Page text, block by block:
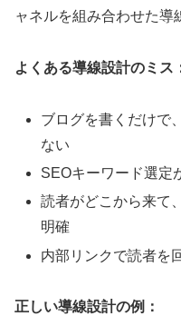
ャネルを組み合わせた導
よくある導線設計のミス
ブログを書くだけで
ない
SEOキーワード選定
読者がどこから来て
明確
内部リンクで読者を
正しい導線設計の例：